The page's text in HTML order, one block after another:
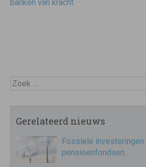
banken van kracht
Zoek
Gerelateerd nieuws
Fossiele investeringen
pensioenfondsen…